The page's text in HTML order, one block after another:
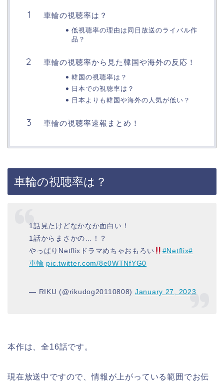
車輪の視聴率は？
低視聴率の理由は同日放送のライバル作
品？
車輪の視聴率から見た韓国や海外の反応！
韓国の視聴率は？
日本での視聴率は？
日本よりも韓国や海外の人気が低い？
車輪の視聴率速報まとめ！
車輪の視聴率は？
1話見たけどなかなか面白い！
1話からまさかの…！？
やっぱりNetflixドラマめちゃおもろい
#Netflix#
車輪 pic.twitter.com/8e0WTNfYG0
— RIKU (@rikudog20110808) January 27, 2023
本作は、全16話です。
現在放送中ですので、情報が上がっている範囲でお伝